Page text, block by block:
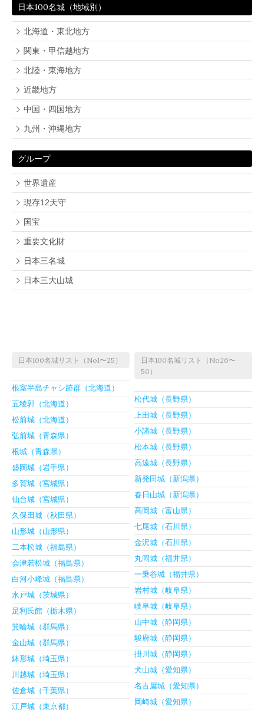
日本100名城（地域別）
北海道・東北地方
関東・甲信越地方
北陸・東海地方
近畿地方
中国・四国地方
九州・沖縄地方
グループ
世界遺産
現存12天守
国宝
重要文化財
日本三名城
日本三大山城
日本100名城リスト（No1〜25）
根室半島チャシ跡群（北海道）
五稜郭（北海道）
松前城（北海道）
弘前城（青森県）
根城（青森県）
盛岡城（岩手県）
多賀城（宮城県）
仙台城（宮城県）
久保田城（秋田県）
山形城（山形県）
二本松城（福島県）
会津若松城（福島県）
白河小峰城（福島県）
水戸城（茨城県）
足利氏館（栃木県）
箕輪城（群馬県）
金山城（群馬県）
鉢形城（埼玉県）
川越城（埼玉県）
佐倉城（千葉県）
江戸城（東京都）
日本100名城リスト（No26〜
50）
松代城（長野県）
上田城（長野県）
小諸城（長野県）
松本城（長野県）
高遠城（長野県）
新発田城（新潟県）
春日山城（新潟県）
高岡城（富山県）
七尾城（石川県）
金沢城（石川県）
丸岡城（福井県）
一乗谷城（福井県）
岩村城（岐阜県）
岐阜城（岐阜県）
山中城（静岡県）
駿府城（静岡県）
掛川城（静岡県）
犬山城（愛知県）
名古屋城（愛知県）
岡崎城（愛知県）